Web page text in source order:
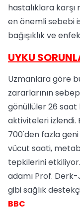
hastalıklara karşı
en önemli sebebi
bağışıklık ve
UYKU
Uzmanlara göre
zararlarının
gönüllüler 26 saat
aktiviteleri izlendi.
700'den fazla
vücut saati,
tepkilerini
adamı Prof.
gibi sağlık
BBC